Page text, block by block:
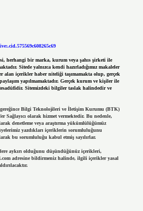
herhangi bir marka, kurum veya şahıs şirketi ile
Sitede yalnızca kendi hazırladığımız makaleler
alan içerikler haber niteliği taşımamakta olup, gerçek
yapılmamaktadır. Gerçek kurum ve kişiler ile
Sitemizdeki bilgiler taslak halindedir ve
gereğince Bilgi Teknolojileri ve İletişim Kurumu (BTK)
Sağlayıcı olarak hizmet vermektedir. Bu nedenle,
denetleme veya araştırma yükümlülüğümüz
yazdıkları içeriklerin sorumluluğunu
bu sorumluluğu kabul etmiş sayılırlar.
aykırı olduğunu düşündüğünüz içerikleri,
adresine bildirmeniz halinde, ilgili içerikler yasal